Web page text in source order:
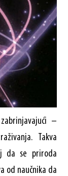
–
Takva
da se priroda
od naučnika da